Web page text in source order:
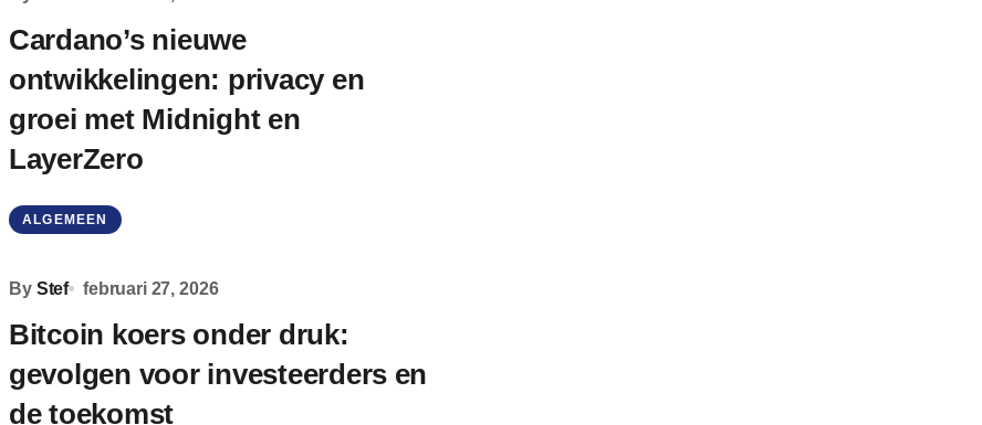
Cardano’s nieuwe
ontwikkelingen: privacy en
groei met Midnight en
LayerZero
ALGEMEEN
By Stef februari 27, 2026
Bitcoin koers onder druk:
gevolgen voor investeerders en
de toekomst